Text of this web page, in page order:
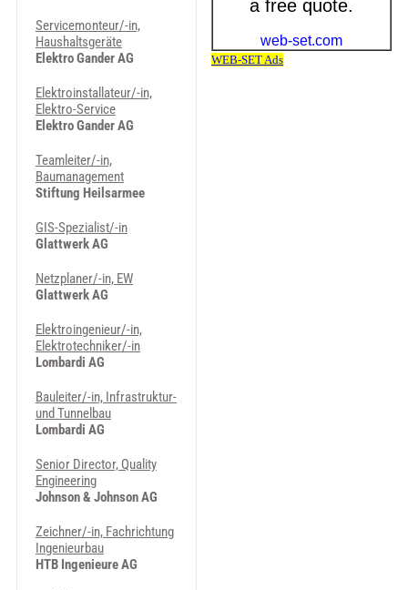
Servicemonteur/-in,
Haushaltsgeräte
Elektro Gander AG
Elektroinstallateur/-in,
Elektro-Service
Elektro Gander AG
Teamleiter/-in,
Baumanagement
Stiftung Heilsarmee
GIS-Spezialist/-in
Glattwerk AG
Netzplaner/-in, EW
Glattwerk AG
Elektroingenieur/-in,
Elektrotechniker/-in
Lombardi AG
Bauleiter/-in, Infrastruktur-
und Tunnelbau
Lombardi AG
Senior Director, Quality
Engineering
Johnson & Johnson AG
Zeichner/-in, Fachrichtung
Ingenieurbau
HTB Ingenieure AG